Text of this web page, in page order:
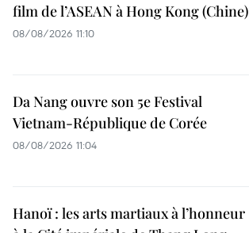
film de l’ASEAN à Hong Kong (Chine)
08/08/2026 11:10
Da Nang ouvre son 5e Festival
Vietnam-République de Corée
08/08/2026 11:04
Hanoï : les arts martiaux à l’honneur